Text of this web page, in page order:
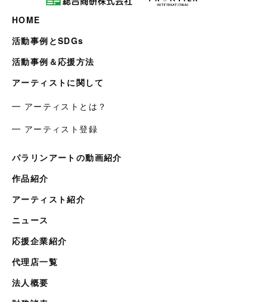
HOME
活動事例とSDGs
活動事例＆応援方法
アーティストに関して
━ アーティストとは？
━ アーティスト登録
パラリンアートの動画紹介
作品紹介
アーティスト紹介
ニュース
応援企業紹介
代理店一覧
法人概要